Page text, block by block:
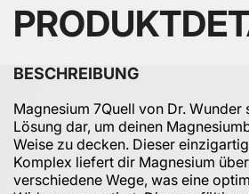
BESCHREIBUNG
Magnesium 7Quell von Dr. Wunder
Lösung dar, um deinen
Weise zu decken. Dieser
Komplex liefert dir Magnesium
verschiedene Wege, was eine